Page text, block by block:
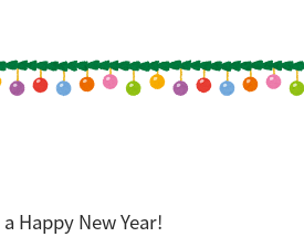
Happy New Year!